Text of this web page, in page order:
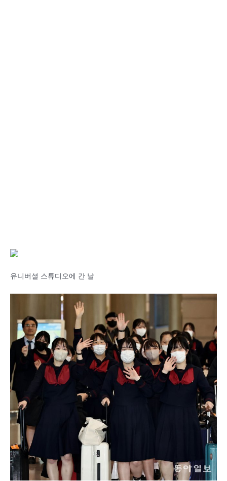
유니버셜 스튜디오에 간 날